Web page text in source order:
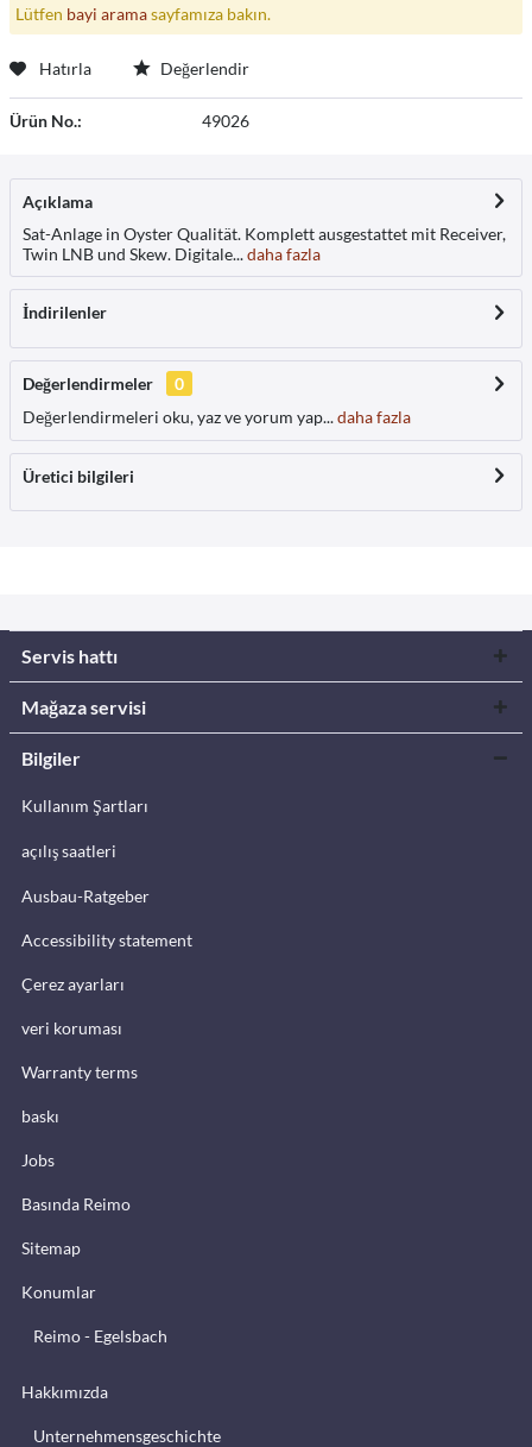
Lütfen bayi aramasayfamıza bakın.
Hatırla Değerlendir
Ürün No.: 49026
Açıklama
Sat-Anlage in Oyster Qualität. Komplett ausgestattet mit Receiver,
Twin LNB und Skew. Digitale...daha fazla
İndirilenler
Değerlendirmeler
0
Değerlendirmeleri oku, yaz ve yorum yap...daha fazla
Üretici bilgileri
Servis hattı
Mağaza servisi
Bilgiler
Kullanım Şartları
açılış saatleri
Ausbau-Ratgeber
Accessibility statement
Çerez ayarları
veri koruması
Warranty terms
baskı
Jobs
Basında Reimo
Sitemap
Konumlar
Reimo - Egelsbach
Hakkımızda
Unternehmensgeschichte